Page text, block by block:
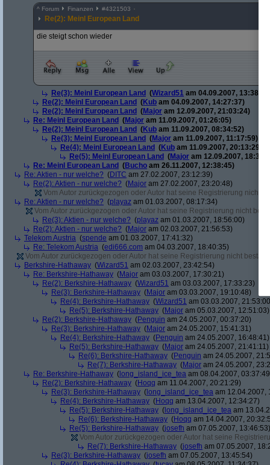
^ Forum Finanzen #4321503
Re(2): Meinl European Land
die steigt schon wieder
Re(3): Meinl European Land (Wizard51 am 04.09.2007,
Re(2): Meinl European Land (Kub am 04.09.2007, 14:27:37)
Re(2): Meinl European Land (Major am 12.09.2007, 21:03:24)
Re: Meinl European Land (Major am 11.09.2007, 01:26:05)
Re(2): Meinl European Land (Kub am 11.09.2007, 08:34:52)
Re(3): Meinl European Land (Major am 11.09.2007, 11:17:59)
Re(4): Meinl European Land (Kub am 11.09.2007, 20:13:29)
Re(5): Meinl European Land (Major am 12.09.2007,
Re: Meinl European Land (Bucho am 26.11.2007, 12:38:45)
Re: Aktien - nur welche? (DITC am 27.02.2007, 23:12:39)
Re(2): Aktien - nur welche? (Major am 27.02.2007, 23:20:48)
Vom Autor zurückgezogen oder Autor hat seine Registrierung nicht
Re: Aktien - nur welche? (playaz am 01.03.2007, 08:17:34)
Vom Autor zurückgezogen oder Autor hat seine Registrierung nicht
Re(3): Aktien - nur welche? (playaz am 01.03.2007, 18:56:00)
Re(2): Aktien - nur welche? (Major am 02.03.2007, 21:56:53)
Telekom Austria (spende am 01.03.2007, 17:41:32)
Re: Telekom Austria (edi666.com am 04.03.2007, 18:40:35)
Vom Autor zurückgezogen oder Autor hat seine Registrierung nicht
Berkshire-Hathaway (Wizard51 am 02.03.2007, 23:42:54)
Re: Berkshire-Hathaway (Major am 03.03.2007, 17:30:21)
Re(2): Berkshire-Hathaway (Wizard51 am 03.03.2007, 17:33:23)
Re(3): Berkshire-Hathaway (Major am 03.03.2007, 19:10:48)
Re(4): Berkshire-Hathaway (Wizard51 am 03.03.2007,
Re(5): Berkshire-Hathaway (Major am 05.03.2007, 12:51:03)
Re(2): Berkshire-Hathaway (Penguin am 24.05.2007, 00:37:20)
Re(3): Berkshire-Hathaway (Major am 24.05.2007, 15:41:31)
Re(4): Berkshire-Hathaway (Penguin am 24.05.2007, 16:48:41)
Re(5): Berkshire-Hathaway (Major am 24.05.2007, 21:41:11)
Re(6): Berkshire-Hathaway (Penguin am 24.05.2007,
Re(7): Berkshire-Hathaway (Major am 24.05.2007,
Re: Berkshire-Hathaway ( long_island_ice_tea am 08.04.2007,
Re(2): Berkshire-Hathaway (Hoqq am 11.04.2007, 20:21:29)
Re(3): Berkshire-Hathaway ( long_island_ice_tea am 12.04.2007,
Re(4): Berkshire-Hathaway (Hoqq am 13.04.2007, 12:34:27)
Re(5): Berkshire-Hathaway ( long_island_ice_tea am
Re(6): Berkshire-Hathaway (Hoqq am 14.04.2007,
Re(5): Berkshire-Hathaway (josefh am 07.05.2007, 13:46:53)
Vom Autor zurückgezogen oder Autor hat seine
Re(7): Berkshire-Hathaway (josefh am 07.05.2007,
Re(3): Berkshire-Hathaway (josefh am 07.05.2007, 13:45:54)